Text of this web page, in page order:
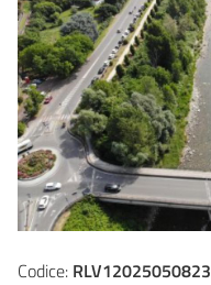
Codice: RLV12025050823